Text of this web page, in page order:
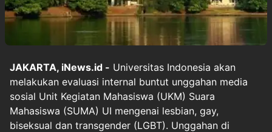
JAKARTA, iNews.id - Universitas Indonesia akan
melakukan evaluasi internal buntut unggahan media
sosial Unit Kegiatan Mahasiswa (UKM) Suara
Mahasiswa (SUMA) UI mengenai lesbian, gay,
biseksual dan transgender (LGBT). Unggahan di